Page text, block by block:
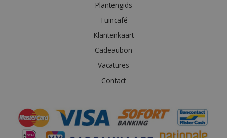
Plantengids
Tuincafé
Klantenkaart
Cadeaubon
Vacatures
Contact